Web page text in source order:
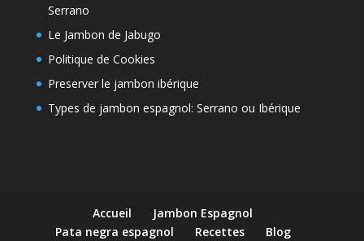
Serrano
Le Jambon de Jabugo
Politique de Cookies
Preserver le jambon ibérique
Types de jambon espagnol: Serrano ou Ibérique
Accueil
Jambon Espagnol
Pata negra espagnol
Recettes Blog